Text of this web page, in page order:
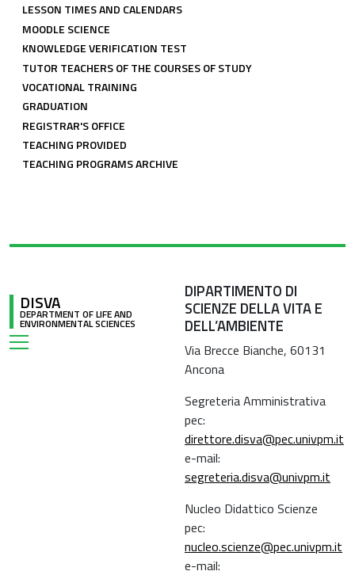
LESSON TIMES AND CALENDARS
MOODLE SCIENCE
KNOWLEDGE VERIFICATION TEST
TUTOR TEACHERS OF THE COURSES OF STUDY
VOCATIONAL TRAINING
GRADUATION
REGISTRAR'S OFFICE
TEACHING PROVIDED
TEACHING PROGRAMS ARCHIVE
DISVA
DEPARTMENT OF LIFE AND
ENVIRONMENTAL SCIENCES
DIPARTIMENTO DI
SCIENZE DELLA VITA E
DELL’AMBIENTE
Via Brecce Bianche, 60131
Ancona
Segreteria Amministrativa
pec:
direttore.disva@pec.univpm.it
e-mail:
segreteria.disva@univpm.it
Nucleo Didattico Scienze
pec:
nucleo.scienze@pec.univpm.it
e-mail: